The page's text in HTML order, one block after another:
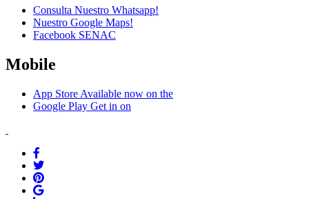
Consulta Nuestro Whatsapp!
Nuestro Google Maps!
Facebook SENAC
Mobile
App Store Available now on the
Google Play Get in on